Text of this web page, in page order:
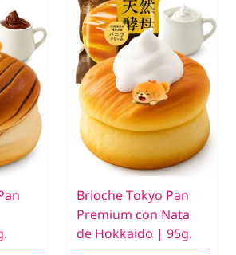
Brioche Tokyo Pan
Premium con Nata
de Hokkaido | 95g.